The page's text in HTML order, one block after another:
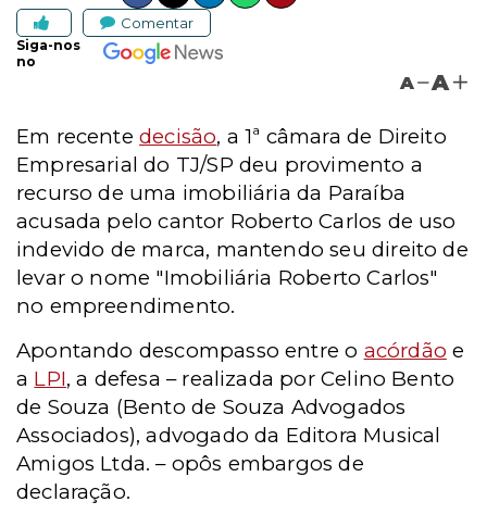
Comentar
Siga-nos
no
A A
Em recentedecisão, a 1ª câmara de Direito
Empresarial do TJ/SP deu provimento a
recurso de uma imobiliária da Paraíba
acusada pelo cantor Roberto Carlos de uso
indevido de marca, mantendo seu direito de
levar o nome "Imobiliária Roberto Carlos"
no empreendimento.
Apontando descompasso entre o acórdão e
a LPI, a defesa – realizada por Celino Bento
de Souza (Bento de Souza Advogados
Associados), advogado da Editora Musical
Amigos Ltda. – opôs embargos de
declaração.